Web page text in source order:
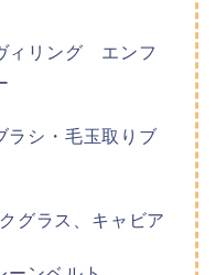
ィリング エンフ
シ・毛玉取りブ
ラス、キャビア